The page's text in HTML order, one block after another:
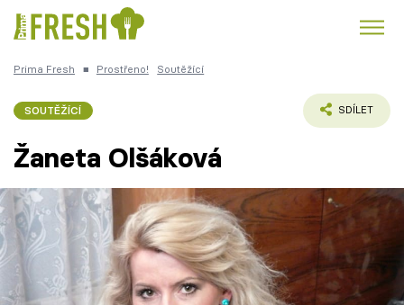
Česká kuchyně
Témata
Recepty
Prima Fresh ■ Prostřeno! Soutěžící
SOUTĚŽÍCÍ SDÍLET
Žaneta Olšáková